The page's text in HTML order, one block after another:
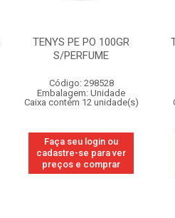
TENYS PE PO 100GR
S/PERFUME
Código: 298528
Embalagem: Unidade
Caixa contém 12 unidade(s)
Faça seu login ou
cadastre-se para ver
preços e comprar